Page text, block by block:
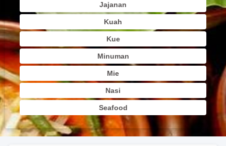
Jajanan
Kuah
Kue
Minuman
Mie
Nasi
Seafood